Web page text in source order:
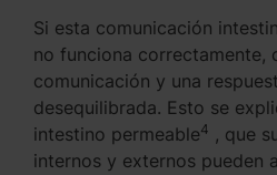
Si esta comunicación
no funciona correctamente,
comunicación y una
desequilibrada. Esto se
intestino permeable4 , que
internos y externos pueden